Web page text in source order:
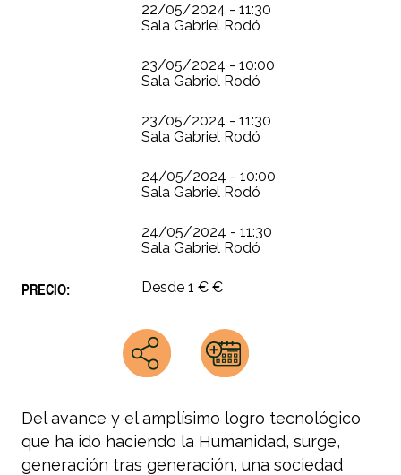
22/05/2024 - 11:30
Sala Gabriel Rodó
23/05/2024 - 10:00
Sala Gabriel Rodó
23/05/2024 - 11:30
Sala Gabriel Rodó
24/05/2024 - 10:00
Sala Gabriel Rodó
24/05/2024 - 11:30
Sala Gabriel Rodó
PRECIO: Desde 1 € €
Del avance y el amplísimo logro tecnológico
que ha ido haciendo la Humanidad, surge,
generación tras generación, una sociedad